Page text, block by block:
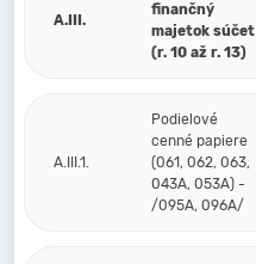
A.III.
finančný
majetok súčet
(r. 10 až r. 13)
A.III.1.
Podielové
cenné papiere
(061, 062, 063,
043A, 053A) -
/095A, 096A/